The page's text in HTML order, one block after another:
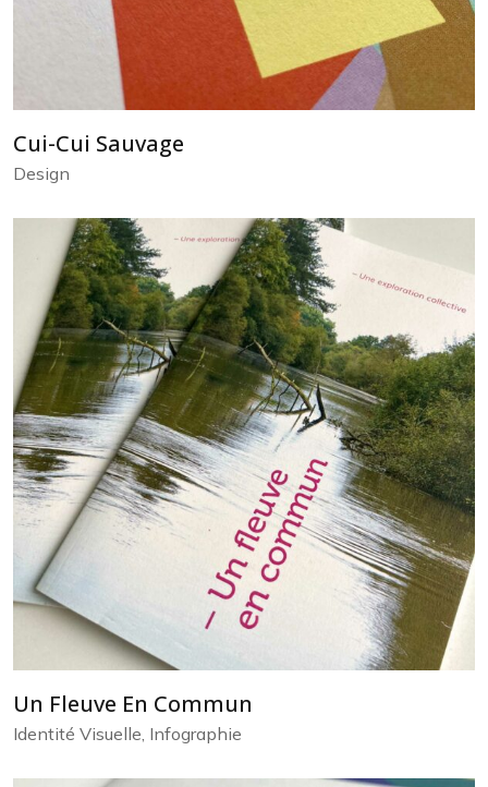
Cui-Cui Sauvage
Design
Un Fleuve En Commun
Identité Visuelle, Infographie